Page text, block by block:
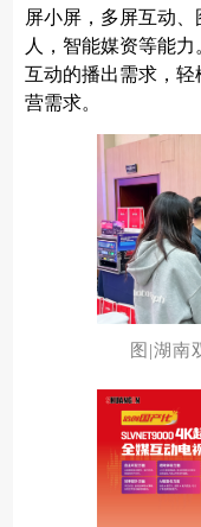
屏小屏，多屏互动
人，智能媒资等能
互动的播出需求，
营需求。
图|湖南